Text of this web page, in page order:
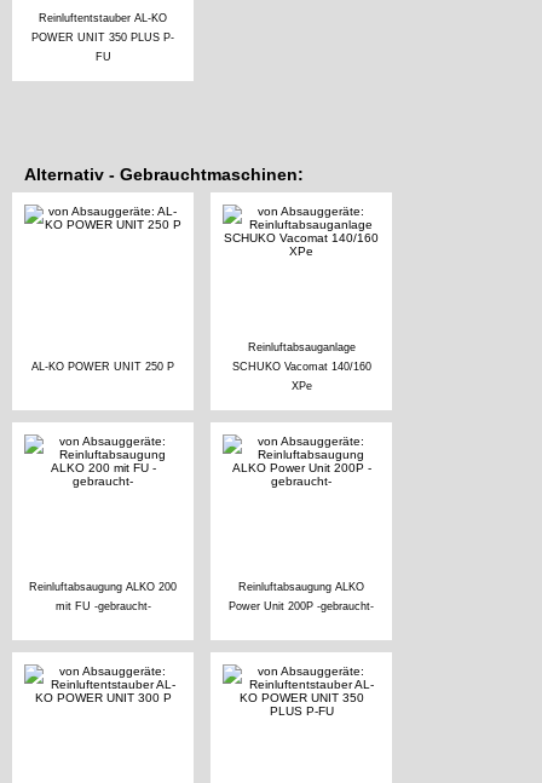
Reinluftentstauber AL-KO
POWER UNIT 350 PLUS P-
FU
Alternativ - Gebrauchtmaschinen:
AL-KO POWER UNIT 250 P
Reinluftabsauganlage
SCHUKO Vacomat 140/160
XPe
Reinluftabsaugung ALKO 200
mit FU -gebraucht-
Reinluftabsaugung ALKO
Power Unit 200P -gebraucht-